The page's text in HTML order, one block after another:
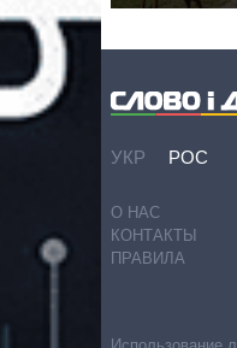
УКР РОС
О НАС
КОНТАКТЫ
ПРАВИЛА